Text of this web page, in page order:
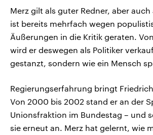
Merz gilt als guter Redner, aber auch
ist bereits mehrfach wegen
Äußerungen in die Kritik geraten.
wird er deswegen als Politiker
gestanzt, sondern wie ein Mensch
Regierungserfahrung bringt
Von 2000 bis 2002 stand er an der
Unionsfraktion im Bundestag – und
sie erneut an. Merz hat gelernt, wie